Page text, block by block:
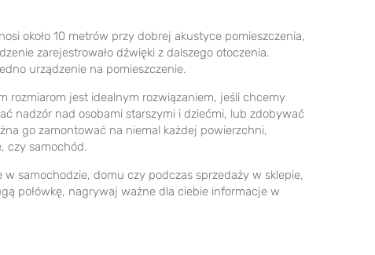
około 10 metrów przy dobrej akustyce pomieszczenia,
zarejestrowało dźwięki z dalszego otoczenia.
urządzenie na pomieszczenie.
rozmiarom jest idealnym rozwiązaniem, jeśli chcemy
nadzór nad osobami starszymi i dziećmi, lub zdobywać
go zamontować na niemal każdej powierzchni,
czy samochód.
samochodzie, domu czy podczas sprzedaży w sklepie,
połówkę, nagrywaj ważne dla ciebie informacje w